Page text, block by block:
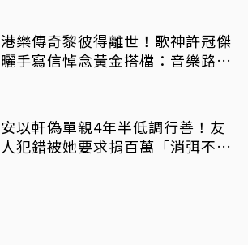
港樂傳奇黎彼得離世！歌神許冠傑
曬手寫信悼念黃金搭檔：音樂路上
安以軒偽單親4年半低調行善！友
人犯錯被她要求捐百萬「消弭不